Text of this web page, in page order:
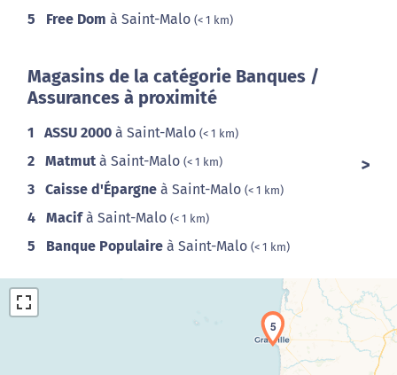
5 Free Dom à Saint-Malo (< 1 km)
Magasins de la catégorie Banques /
Assurances à proximité
1 ASSU 2000 à Saint-Malo (< 1 km)
2 Matmut à Saint-Malo (< 1 km)
3 Caisse d'Épargne à Saint-Malo (< 1 km)
4 Macifà Saint-Malo (< 1 km)
5 Banque Populaire à Saint-Malo (< 1 km)
5